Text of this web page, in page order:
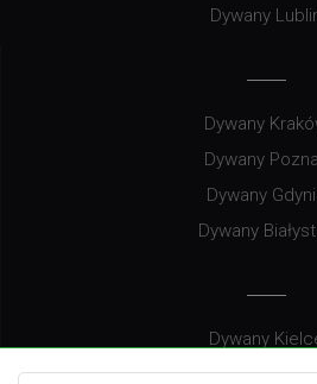
Dywany
Dywany
Dywany
Dywany
Dywany
Dywany
Dywany